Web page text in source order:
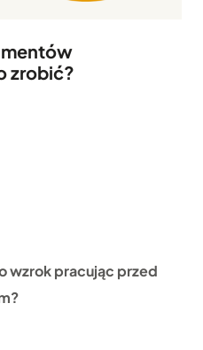
zrobić?
wzrok pracując przed